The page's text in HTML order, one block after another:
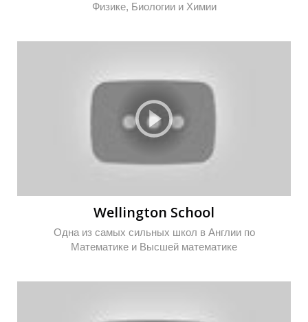
ТФизике, Биологии и Химии
Wellington School
Одна из самых сильных школ в Англии по
Математике и Высшей математике
Т